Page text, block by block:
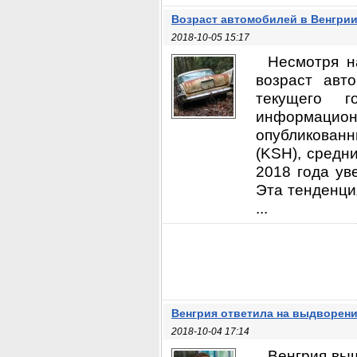
Возраст автомобилей в
2018-10-05 15:17
Несмотря
возраст
текущего
(KSH),
2018 года
Эта
...
Венгрия ответила на
2018-10-04 17:14